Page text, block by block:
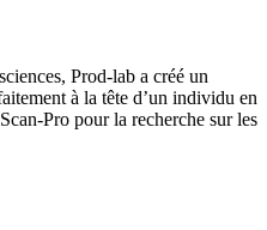
Prod-lab a créé un
à la tête d’un individu en
Pro pour la recherche sur les